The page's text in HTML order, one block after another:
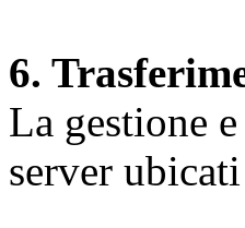
6.
La gestione
server